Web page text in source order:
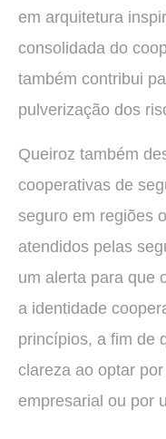
em arquitetura
consolidada do
também contribui
pulverização dos
Queiroz também
cooperativas de
seguro em regiões
atendidos pelas
um alerta para que
a identidade
princípios, a fim de
clareza ao optar
empresarial ou por